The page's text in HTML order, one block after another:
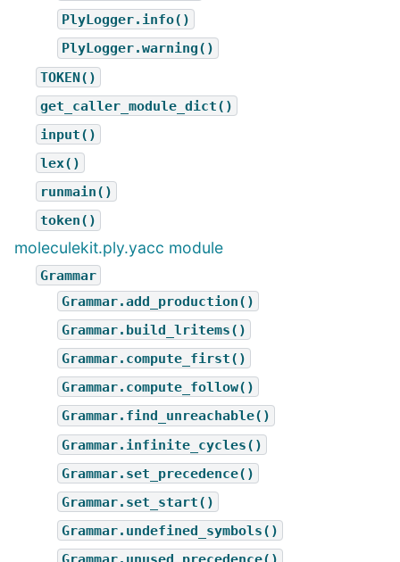
PlyLogger.info()
PlyLogger.warning()
TOKEN()
get_caller_module_dict()
input()
lex()
runmain()
token()
moleculekit.ply.yacc module
Grammar
Grammar.add_production()
Grammar.build_lritems()
Grammar.compute_first()
Grammar.compute_follow()
Grammar.find_unreachable()
Grammar.infinite_cycles()
Grammar.set_precedence()
Grammar.set_start()
Grammar.undefined_symbols()